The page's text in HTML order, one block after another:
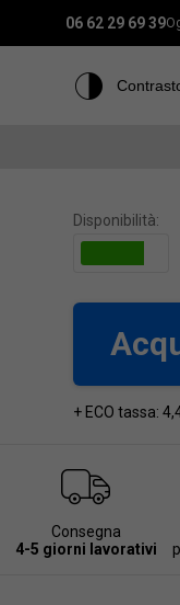
06 62 29 69 39
Disponibilità:
+ ECO tassa:
Consegna
4-5 giorni lavorativi